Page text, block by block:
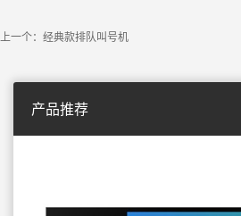
上一个：经典款排队叫号机
产品推荐